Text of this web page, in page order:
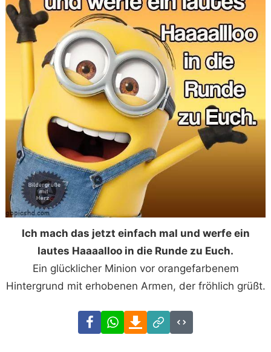
Ich mach das jetzt einfach mal und werfe ein
lautes Haaaalloo in die Runde zu Euch.
Ein glücklicher Minion vor orangefarbenem
Hintergrund mit erhobenen Armen, der fröhlich grüßt.
FacebookWhatsAppDownload
Link
Code